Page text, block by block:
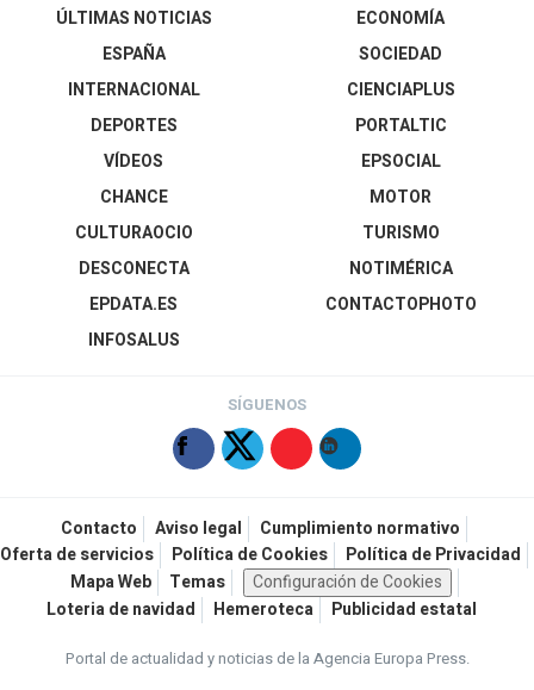
ÚLTIMAS NOTICIAS
ESPAÑA
INTERNACIONAL
DEPORTES
VÍDEOS
ECONOMÍA
SOCIEDAD
CIENCIAPLUS
PORTALTIC
EPSOCIAL
CHANCE
CULTURAOCIO
DESCONECTA
EPDATA.ES
INFOSALUS
MOTOR
TURISMO
NOTIMÉRICA
CONTACTOPHOTO
SÍGUENOS
Contacto Aviso legal
Cumplimiento normativo
Oferta de servicios
Política de Cookies
Política de Privacidad
Mapa Web
Temas
Configuración de Cookies
Loteria de navidad
Hemeroteca Publicidad estatal
Portal de actualidad y noticias de la Agencia Europa Press.